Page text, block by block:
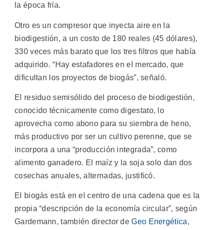
la época fría.
Otro es un compresor que inyecta aire en la
biodigestión, a un costo de 180 reales (45 dólares),
330 veces más barato que los tres filtros que había
adquirido. “Hay estafadores en el mercado, que
dificultan los proyectos de biogás”, señaló.
El residuo semisólido del proceso de biodigestión,
conocido técnicamente como digestato, lo
aprovecha como abono para su siembra de heno,
más productivo por ser un cultivo perenne, que se
incorpora a una “producción integrada”, como
alimento ganadero. El maíz y la soja solo dan dos
cosechas anuales, alternadas, justificó.
El biogás está en el centro de una cadena que es la
propia “descripción de la economía circular”, según
Gardemann, también director deGeo Energética,